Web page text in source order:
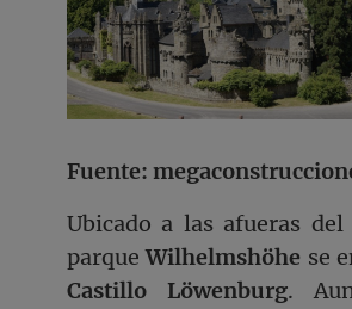
Fuente:
Ubicado a las afueras del
parqueWilhelmshöhe se
Castillo Löwenburg.